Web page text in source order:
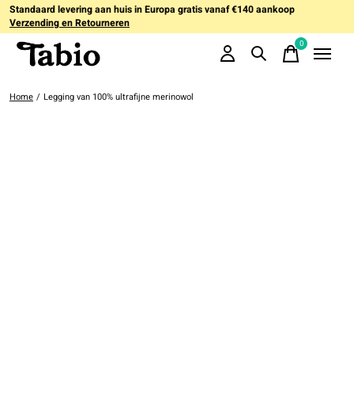
Standaard levering aan huis in Europa gratis vanaf €140 aankoop
Verzending en Retourneren
0items
Home / Legging van 100% ultrafijne merinowol